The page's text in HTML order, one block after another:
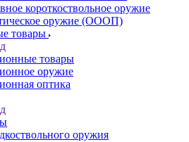
короткоствольное оружие
оружие (ОООП)
товары
товары
оружие
оптика
оружия